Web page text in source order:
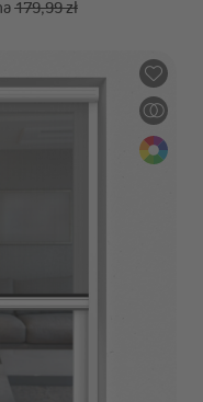
179,99 zł